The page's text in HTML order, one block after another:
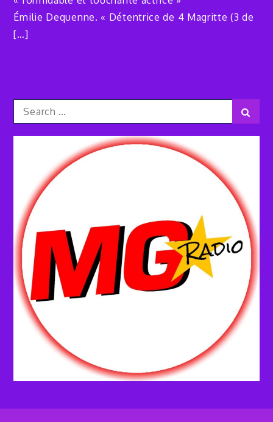
Émilie Dequenne. « Détentrice de 4 Magritte (3 de
[…]
Search
for: